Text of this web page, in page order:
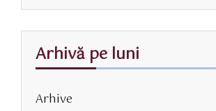
Arhivă pe luni
Arhive